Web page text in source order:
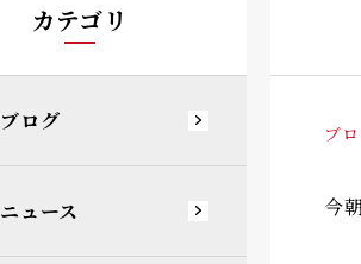
ブ
今
カテゴリ
ブログ
ニュース